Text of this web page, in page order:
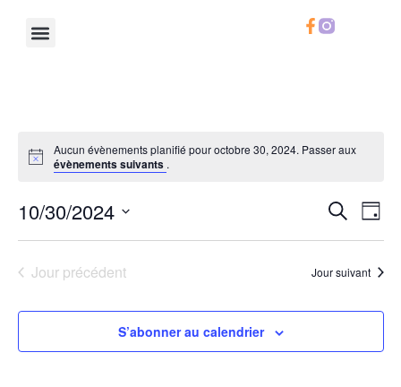
Aucun évènements planifié pour octobre 30, 2024. Passer aux
évènements suivants .
et
de
vues
Recherche
de
Jour
10/30/2024
une
Jour précédent Jour suivant
S’abonner au calendrier